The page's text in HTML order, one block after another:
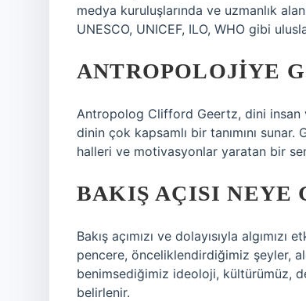
medya kuruluşlarında ve uzmanlık
UNESCO, UNICEF, ILO, WHO gibi
ANTROPOLOJIYE
Antropolog Clifford Geertz, dini insan
dinin çok kapsamlı bir tanımını
halleri ve motivasyonlar yaratan bir
BAKIŞ AÇISI NEYE
Bakış açımızı ve dolayısıyla
pencere, önceliklendirdiğimiz şeyler,
benimsediğimiz ideoloji, kültürümüz,
belirlenir.